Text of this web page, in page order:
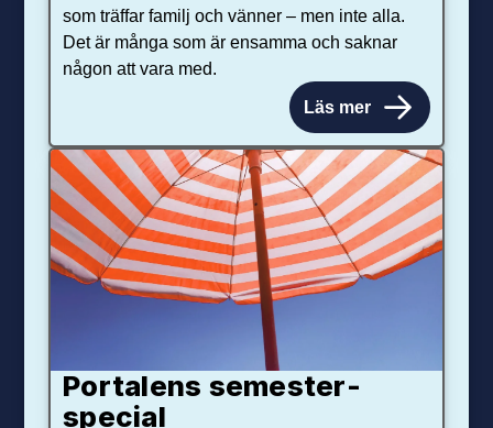
som träffar familj och vänner – men inte alla.
Det är många som är ensamma och saknar
någon att vara med.
Läs mer
Portalens semester­
special